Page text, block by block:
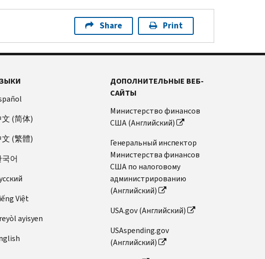
Share Print
文 (简体)
文 (繁體)
국어
Việt
ayisyen
ДОПОЛНИТЕЛЬНЫЕ ВЕБ-
САЙТЫ
Министерство финансов
США (Английский)
Генеральный инспектор
Министерства финансов
США по налоговому
администрированию
(Английский)
USA.gov (Английский)
USAspending.gov
(Английский)